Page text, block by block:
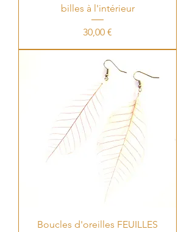
billes à l'intérieur
Price
30,00 €
Boucles d'oreilles FEUILLES